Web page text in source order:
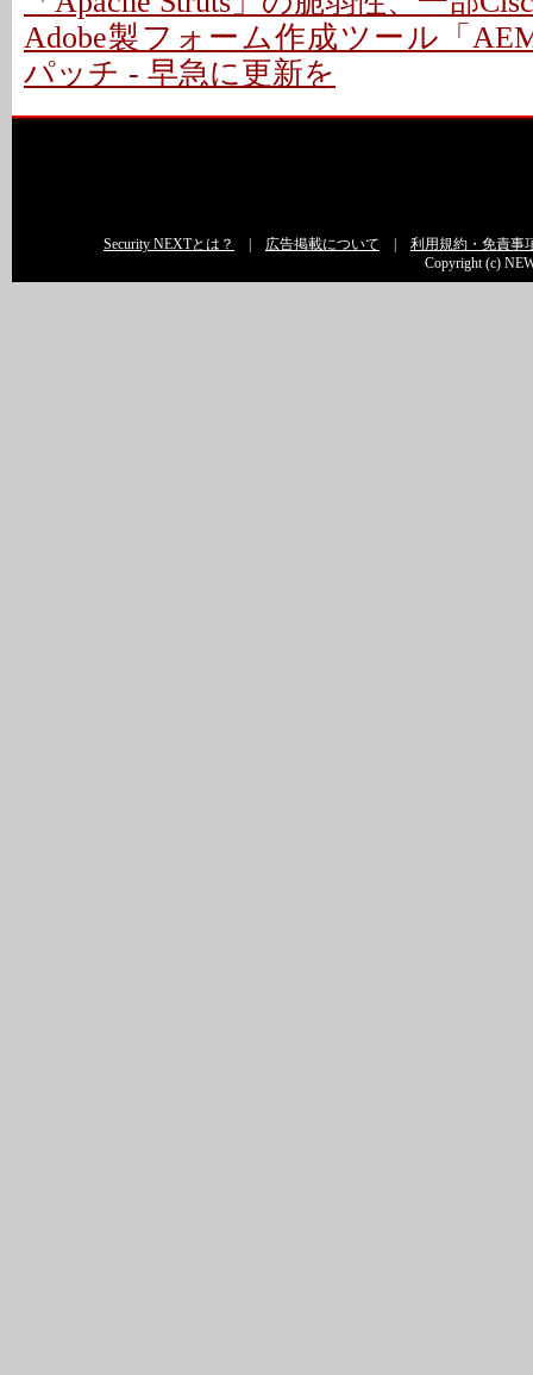
Adobe製フォーム作成ツール「
パッチ - 早急に更新を
Security NEXTとは？ 広告掲載について
利用規約・免責事
Copyright (c)